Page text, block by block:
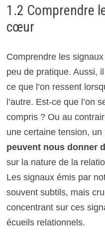
1.2 Comprendre
cœur
Comprendre les
peu de pratique. Aussi,
ce que l’on ressent
l’autre. Est-ce que l’on
compris ? Ou au
une certaine tension, un
peuvent nous donner
sur la nature de la
Les signaux émis par
souvent subtils, mais
concentrant sur ces
écueils relationnels.